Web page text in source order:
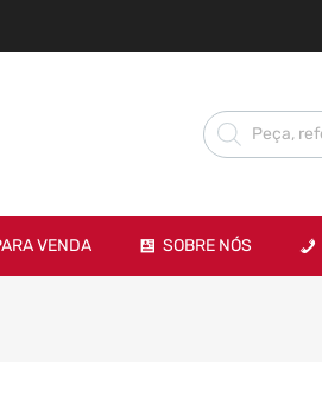
VENDA SOBRE NÓS